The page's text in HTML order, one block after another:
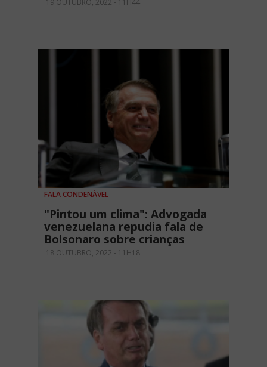
FALA CONDENÁVEL
"Pintou um clima": Advogada
venezuelana repudia fala de
Bolsonaro sobre crianças
18 OUTUBRO, 2022 - 11H18